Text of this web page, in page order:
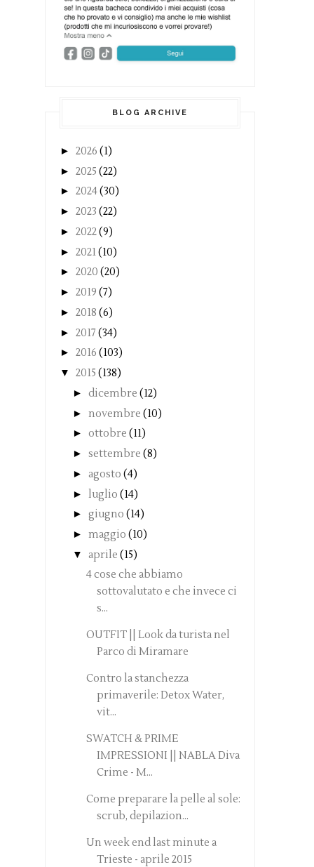
BLOG ARCHIVE
► 2026 (1)
► 2025 (22)
► 2024(30)
► 2023 (22)
► 2022(9)
► 2021(10)
► 2020 (20)
► 2019 (7)
► 2018 (6)
► 2017 (34)
► 2016 (103)
▼ 2015 (138)
► dicembre (12)
► novembre (10)
► ottobre (11)
► settembre (8)
► agosto (4)
► luglio (14)
► giugno (14)
► maggio (10)
▼ aprile (15)
4 cose che abbiamo
sottovalutato e che invece ci
s...
OUTFIT || Look da turista nel
Parco di Miramare
Contro la stanchezza
primaverile: Detox Water,
vit...
SWATCH & PRIME
IMPRESSIONI || NABLA Diva
Crime - M...
Come preparare la pelle al sole:
scrub, depilazion...
Un week end last minute a
Trieste - aprile 2015